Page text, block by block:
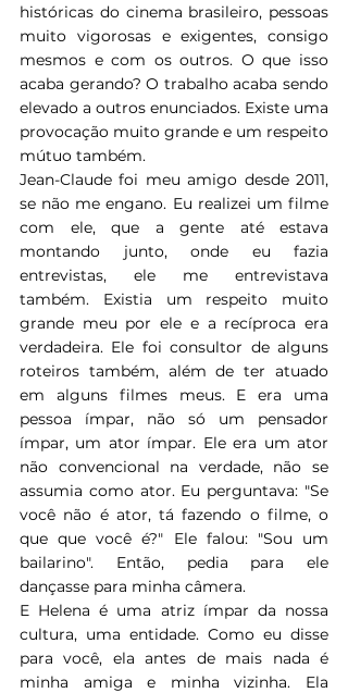
históricas do cinema brasileiro, pessoas
muito vigorosas e exigentes, consigo
mesmos e com os outros. O que isso
acaba gerando? O trabalho acaba sendo
elevado a outros enunciados. Existe uma
provocação muito grande e um respeito
mútuo também.
Jean-Claude foi meu amigo desde 2011,
se não me engano. Eu realizei um filme
com ele, que a gente até estava
montando junto, onde eu fazia
entrevistas, ele me entrevistava
também. Existia um respeito muito
grande meu por ele e a recíproca era
verdadeira. Ele foi consultor de alguns
roteiros também, além de ter atuado
em alguns filmes meus. E era uma
pessoa ímpar, não só um pensador
ímpar, um ator ímpar. Ele era um ator
não convencional na verdade, não se
assumia como ator. Eu perguntava: "Se
você não é ator, tá fazendo o filme, o
que que você é?" Ele falou: "Sou um
bailarino". Então, pedia para ele
dançasse para minha câmera.
E Helena é uma atriz ímpar da nossa
cultura, uma entidade. Como eu disse
para você, ela antes de mais nada é
minha amiga e minha vizinha. Ela